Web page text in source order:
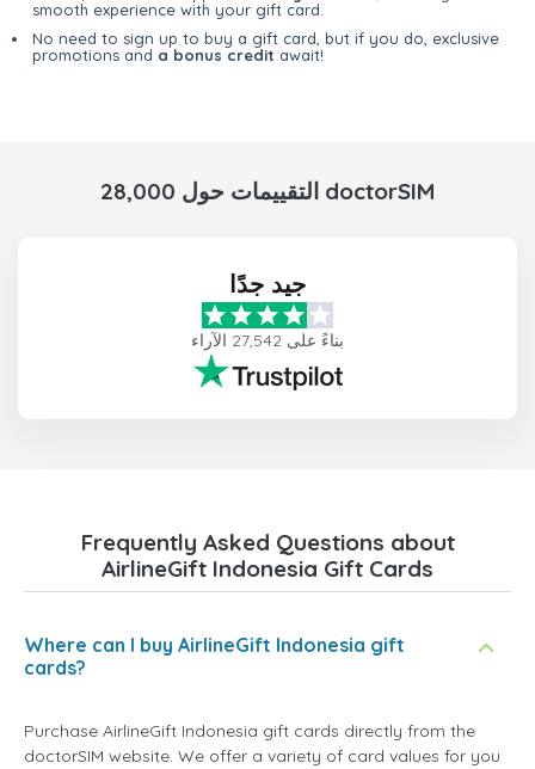
smooth experience with your gift card.
No need to sign up to buy a gift card, but if you do, exclusive
promotions and a bonus credit await!
28,000 التقييمات حول doctorSIM
جيد جدًا
بناءً على 27,542 الآراء
Frequently Asked Questions about
AirlineGift Indonesia Gift Cards
Where can I buy AirlineGift Indonesia gift
cards?
Purchase AirlineGift Indonesia gift cards directly from the
doctorSIM website. We offer a variety of card values for you